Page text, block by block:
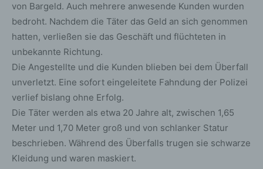
von Bargeld. Auch mehrere anwesende Kunden wurden
bedroht. Nachdem die Täter das Geld an sich genommen
hatten, verließen sie das Geschäft und flüchteten in
unbekannte Richtung.
Die Angestellte und die Kunden blieben bei dem Überfall
unverletzt. Eine sofort eingeleitete Fahndung der Polizei
verlief bislang ohne Erfolg.
Die Täter werden als etwa 20 Jahre alt, zwischen 1,65
Meter und 1,70 Meter groß und von schlanker Statur
beschrieben. Während des Überfalls trugen sie schwarze
Kleidung und waren maskiert.